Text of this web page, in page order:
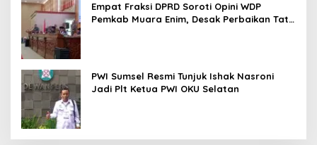
Empat Fraksi DPRD Soroti Opini WDP
Pemkab Muara Enim, Desak Perbaikan Tata
PWI Sumsel Resmi Tunjuk Ishak Nasroni
Jadi Plt Ketua PWI OKU Selatan